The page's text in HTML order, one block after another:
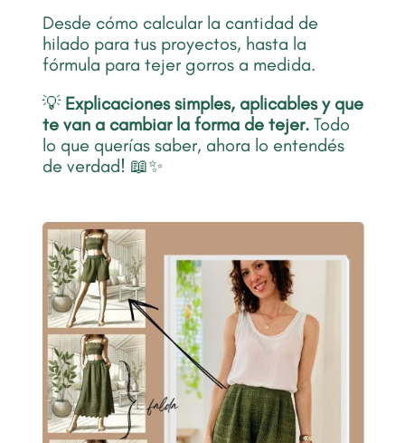
Desde cómo calcular la cantidad de
hilado para tus proyectos, hasta la
fórmula para tejer gorros a medida.
💡 Explicaciones simples, aplicables y que
te van a cambiar la forma de tejer.Todo
lo que querías saber, ahora lo entendés
de verdad! 📖✨